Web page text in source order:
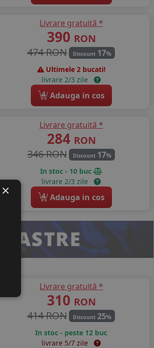
Livrare gratuită *
390 RON
474 RON
Discount 17%
Ultimele 2 bucati!
livrare 2/3 zile
4 Adauga in cos
Livrare gratuită *
284 RON
346 RON
Discount 17%
In stoc - 10 buc
livrare 2/3 zile
4 Adauga in cos
Livrare gratuită *
310 RON
414 RON
Discount 25%
In stoc - peste 12 buc
livrare 5/7 zile
×